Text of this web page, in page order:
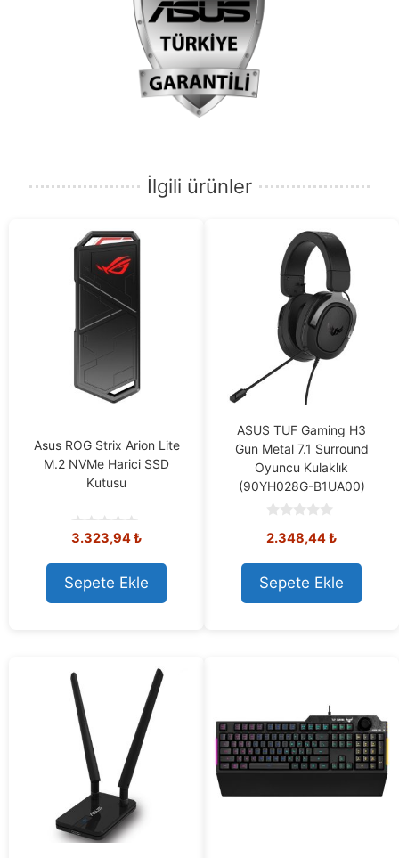
İlgili ürünler
Asus ROG Strix Arion Lite
M.2 NVMe Harici SSD
Kutusu
0
u
t
o
f
3.323,94₺
Sepete Ekle
ASUS TUF Gaming H3
Gun Metal 7.1 Surround
Oyuncu Kulaklık
(90YH028G-B1UA00)
o
t
o
f
5
2.348,44₺
Sepete Ekle